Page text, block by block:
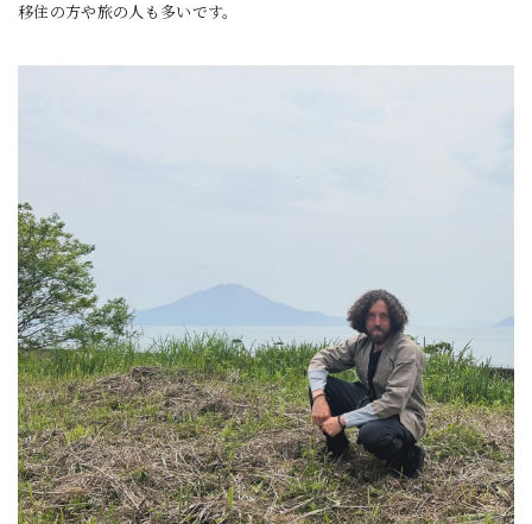
移住の方や旅の人も多いです。